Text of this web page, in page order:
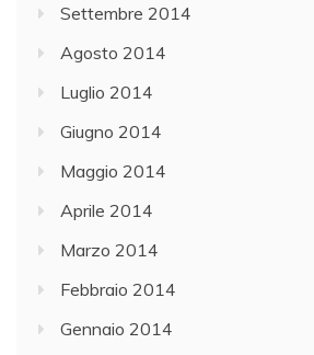
Settembre 2014
Agosto 2014
Luglio 2014
Giugno 2014
Maggio 2014
Aprile 2014
Marzo 2014
Febbraio 2014
Gennaio 2014